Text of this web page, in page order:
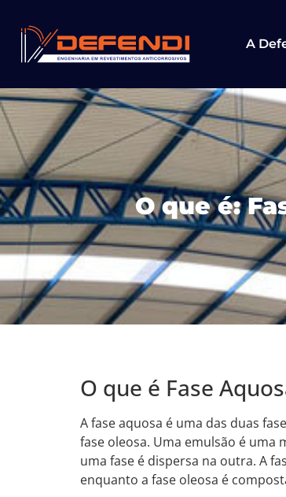
A
O que é:
O que é Fase
A fase aquosa é uma das duas
fase oleosa. Uma emulsão é uma
uma fase é dispersa na outra. A
enquanto a fase oleosa é